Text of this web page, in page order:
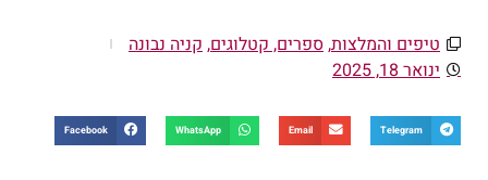
טיפים והמלצות,ספרים, קטלוגים, קניה נבונה
ינואר 18, 2025
Telegram
Email
WhatsApp
Facebook